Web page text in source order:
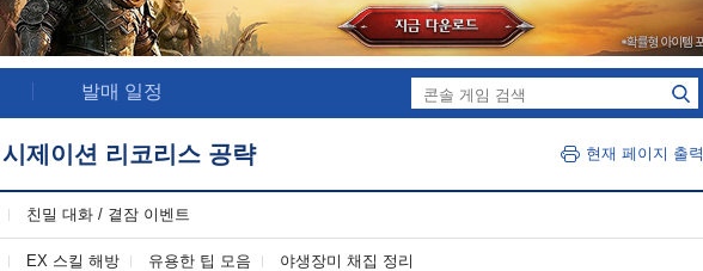
발매 일정
제이션 리코리스 공략 현재 페이지 출력
친밀 대화 / 곁잠 이벤트
EX 스킬 해방 유용한 팁 모음 야생장미 채집 정리